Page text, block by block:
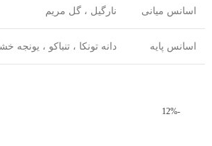
اسانس میانی نارگیل ، گل مریم
اسانس پایه دانه تونکا ، تنباکو ، یونجه
-12%